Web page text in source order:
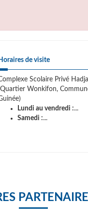
de visite
Scolaire Privé
Wonkifon,
Lundi au vendredi :...
Samedi :...